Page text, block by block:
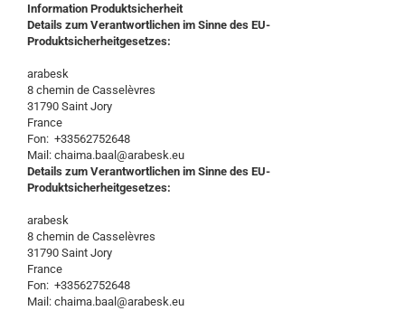
Information Produktsicherheit
Details zum Verantwortlichen im Sinne des EU-
Produktsicherheitgesetzes:
arabesk
8 chemin de Casselèvres
31790 Saint Jory
France
Fon: +33562752648
Mail: chaima.baal@arabesk.eu
Details zum Verantwortlichen im Sinne des EU-
Produktsicherheitgesetzes:
arabesk
8 chemin de Casselèvres
31790 Saint Jory
France
Fon: +33562752648
Mail: chaima.baal@arabesk.eu